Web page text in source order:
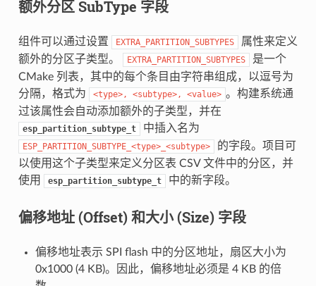
额外分区 SubType 字段
组件可以通过设置 EXTRA_PARTITION_SUBTYPES
属性来定义
额外的分区子类型。
EXTRA_PARTITION_SUBTYPES
是一个
CMake 列表，其中的每个条目由字符串组成，以逗号为
分隔，格式为
<type>, <subtype>, <value> 。构建系统通
过该属性会自动添加额外的子类型，并在
esp_partition_subtype_t 中插入名为
ESP_PARTITION_SUBTYPE_<type>_<subtype>
的字段。项目可
以使用这个子类型来定义分区表 CSV 文件中的分区，并
使用
esp_partition_subtype_t 中的新字段。
偏移地址 (Offset) 和大小 (Size) 字段
偏移地址表示 SPI flash 中的分区地址，扇区大小为
0x1000 (4 KB)。因此，偏移地址必须是 4 KB 的倍